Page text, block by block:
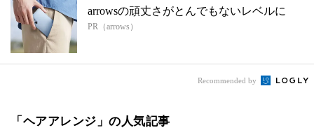
arrowsの頑丈さがとんでもないレベルに
PR（arrows）
Recommended by
「ヘアアレンジ」の人気記事